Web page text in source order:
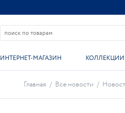
ИНТЕРНЕТ-МАГАЗИН КОЛЛЕКЦИИ
Главная / Все новости /